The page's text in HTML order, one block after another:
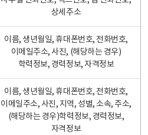
상세주소
이름, 생년월일, 휴대폰번호, 전화번호,
이메일주소, 사진, (해당하는 경우)
학력정보, 경력정보, 자격정보
이름, 생년월일, 휴대폰번호, 전화번호,
이메일주소, 사진, 지역, 성별, 소속, 주소,
(해당하는 경우)학력정보, 경력정보,
자격정보